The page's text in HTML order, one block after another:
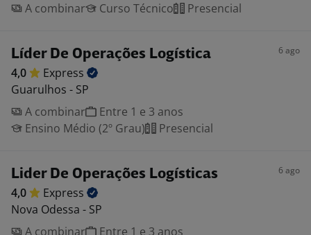
A combinar
Curso Técnico Presencial
Líder De Operações Logística 6 ago
4,0
Express
Guarulhos - SP
A combinar
Entre 1 e 3 anos
Ensino Médio (2º Grau)
Presencial
Lider De Operações Logísticas 6 ago
4,0
Express
Nova Odessa - SP
A combinar
Entre 1 e 3 anos